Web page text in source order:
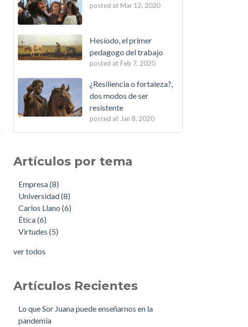
posted at Mar 12, 2020
Hesíodo, el primer
pedagogo del trabajo
posted at Feb 7, 2020
¿Resiliencia o fortaleza?,
dos modos de ser
resistente
posted at Jan 8, 2020
Artículos por tema
Empresa(8)
Universidad(8)
Carlos Llano(6)
Ética(6)
Virtudes(5)
ver todos
Artículos Recientes
Lo que Sor Juana puede enseñarnos en la
pandemia